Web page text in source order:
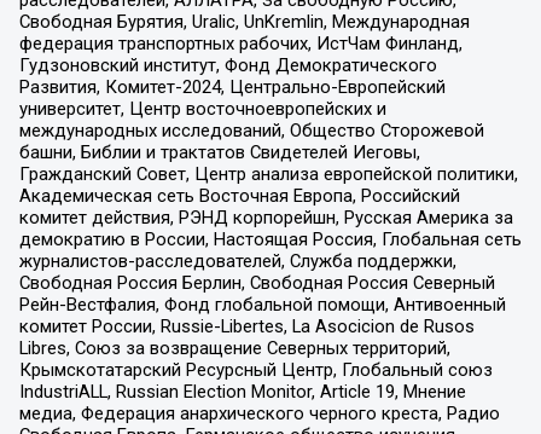
Свободная Бурятия, Uralic, UnKremlin, Международная
федерация транспортных рабочих, ИстЧам Финланд,
Гудзоновский институт, Фонд Демократического
Развития, Комитет-2024, Центрально-Европейский
университет, Центр восточноевропейских и
международных исследований, Общество Сторожевой
башни, Библии и трактатов Свидетелей Иеговы,
Гражданский Совет, Центр анализа европейской политики,
Академическая сеть Восточная Европа, Российский
комитет действия, РЭНД корпорейшн, Русская Америка за
демократию в России, Настоящая Россия, Глобальная сеть
журналистов-расследователей, Служба поддержки,
Свободная Россия Берлин, Свободная Россия Северный
Рейн-Вестфалия, Фонд глобальной помощи, Антивоенный
комитет России, Russie-Libertes, La Asocicion de Rusos
Libres, Союз за возвращение Северных территорий,
Крымскотатарский Ресурсный Центр, Глобальный союз
IndustriALL, Russian Election Monitor, Article 19, Мнение
медиа, Федерация анархического черного креста, Радио